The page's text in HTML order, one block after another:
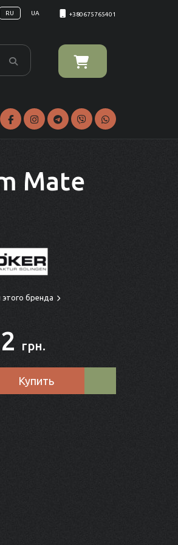
RU UA +380675765401
Mate
бренда
грн.
Купить